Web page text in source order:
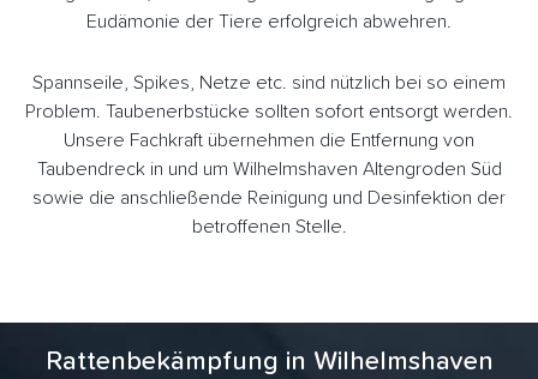
Eudämonie der Tiere erfolgreich abwehren.
Spannseile, Spikes, Netze etc. sind nützlich bei so einem
Problem. Taubenerbstücke sollten sofort entsorgt werden.
Unsere Fachkraft übernehmen die Entfernung von
Taubendreck in und um Wilhelmshaven Altengroden Süd
sowie die anschließende Reinigung und Desinfektion der
betroffenen Stelle.
Rattenbekämpfung in Wilhelmshaven